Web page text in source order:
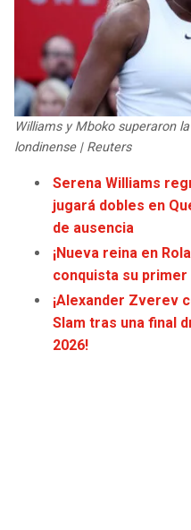
TEXANS
COLTS
JAGUARS
TITANS
COWBOYS
GIANTS
EAGLES
HEAT
MAGIC
WIZARDS
WARRIORS
CLIPPERS
LAKERS
SUNS
Williams y Mboko superaron
londinense | Reuters
Serena Williams
jugará dobles en
de ausencia
¡Nueva reina en
conquista su primer
¡Alexander Zverev
Slam tras una final
2026!